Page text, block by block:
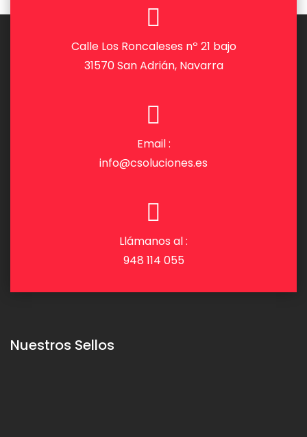
Calle Los Roncaleses nº 21 bajo
31570 San Adrián, Navarra
Email :
info@csoluciones.es
Llámanos al :
948 114 055
Nuestros Sellos